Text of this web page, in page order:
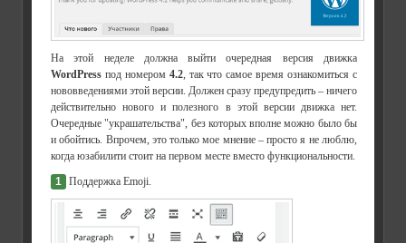
На этой неделе должна выйти очередная версия движка
WordPress под номером 4.2, так что самое время ознакомиться с
нововведениями этой версии. Должен сразу предупредить – ничего
действительно нового и полезного в этой версии движка нет.
Очередные "украшательства", без которых вполне можно было бы
и обойтись. Впрочем, это только мое мнение – просто я не люблю,
когда юзабилити стоит на первом месте вместо функциональности.
1 Поддержка Emoji.